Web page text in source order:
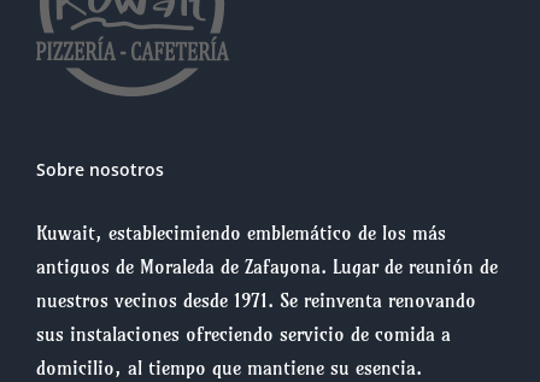
Sobre nosotros
Kuwait, establecimiendo emblemático de los más
antiguos de Moraleda de Zafayona. Lugar de reunión de
nuestros vecinos desde 1971. Se reinventa renovando
sus instalaciones ofreciendo servicio de comida a
domicilio, al tiempo que mantiene su esencia.